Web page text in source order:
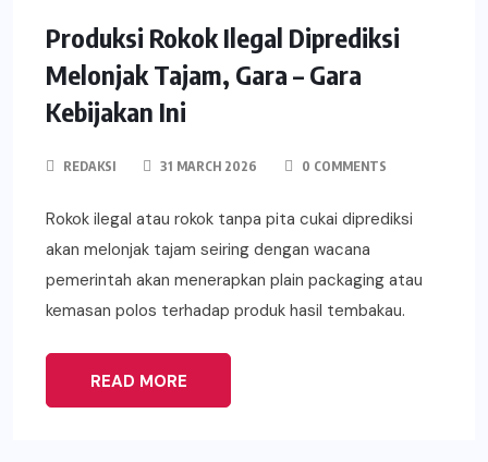
Produksi Rokok Ilegal Diprediksi
Melonjak Tajam, Gara – Gara
Kebijakan Ini
REDAKSI 31 MARCH 2026 0 COMMENTS
Rokok ilegal atau rokok tanpa pita cukai diprediksi
akan melonjak tajam seiring dengan wacana
pemerintah akan menerapkan plain packaging atau
kemasan polos terhadap produk hasil tembakau.
READ MORE